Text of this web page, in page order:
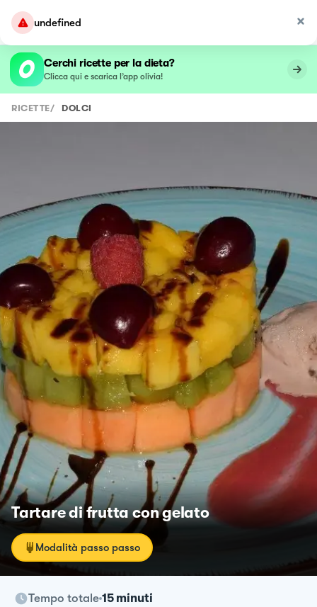
undefined
Cerchi ricette per la dieta?
Clicca qui e scarica l’app olivia!
RICETTE/ DOLCI
Tartare di frutta con gelato
Modalità passo passo
Tempo totale 15 minuti